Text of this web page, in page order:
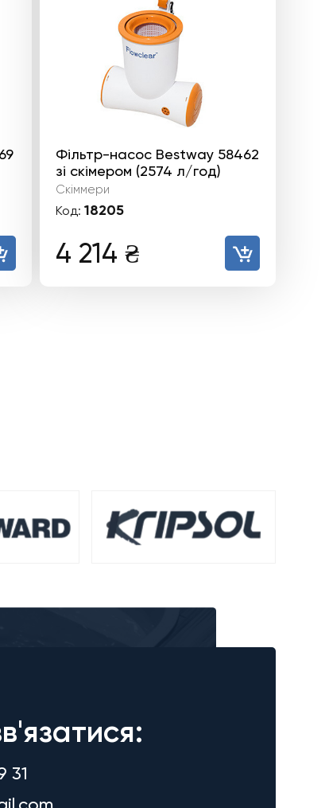
Фільтр-насос Bestway 58462
зі скімером (2574 л/год)
Скіммери
Код: 18205
4 214 ₴
31